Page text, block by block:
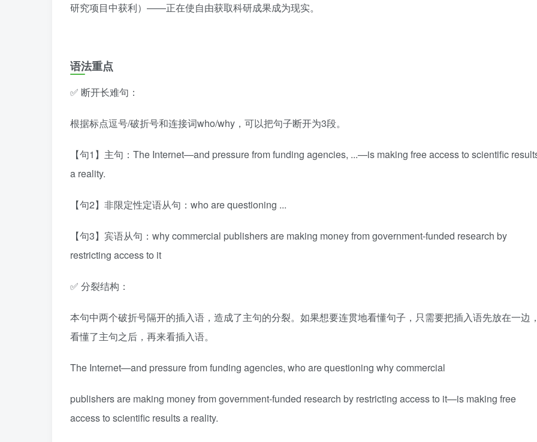
研究项目中获利）——正在使自由获取科研成果成为现实。
语法重点
✅ 断开长难句：
根据标点逗号/破折号和连接词who/why，可以把句子断开为3段。
【句1】主句：The Internet—and pressure from funding agencies, ...—is making free access to scientific
a reality.
【句2】非限定性定语从句：who are questioning ...
【句3】宾语从句：why commercial publishers are making money from government-funded research by
restricting access to it
✅ 分裂结构：
本句中两个破折号隔开的插入语，造成了主句的分裂。如果想要连贯地看懂句子，只需要把插入语先放在一边
看懂了主句之后，再来看插入语。
The Internet—and pressure from funding agencies, who are questioning why commercial
publishers are making money from government-funded research by restricting access to it—is making free
access to scientific results a reality.